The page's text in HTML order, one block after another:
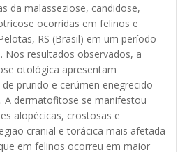
da malasseziose, candidose,
ocorridas em felinos e
RS (Brasil) em um período
Nos resultados observados, a
otológica apresentam
prurido e cerúmen enegrecido
A dermatofitose se manifestou
alopécicas, crostosas e
cranial e torácica mais afetada
em felinos ocorreu em maior